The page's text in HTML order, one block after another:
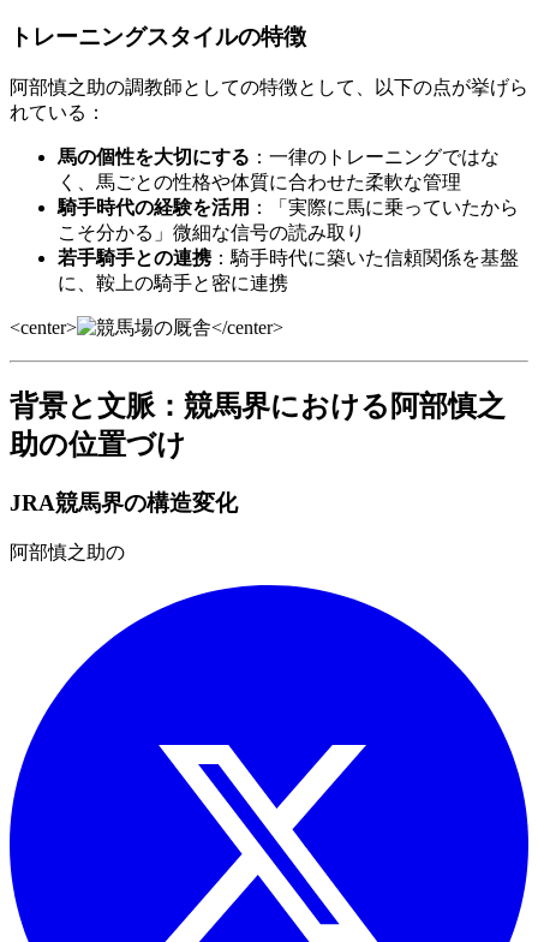
トレーニングスタイルの特徴
阿部慎之助の調教師としての特徴として、以下の点が挙げら
れている：
馬の個性を大切にする ：一律のトレーニングではな
く、馬ごとの性格や体質に合わせた柔軟な管理
騎手時代の経験を活用 ：「実際に馬に乗っていたから
こそ分かる」微細な信号の読み取り
若手騎手との連携：騎手時代に築いた信頼関係を基盤
に、鞍上の騎手と密に連携
<center> </center>
背景と文脈：競馬界における阿部慎之
助の位置づけ
JRA競馬界の構造変化
阿部慎之助の